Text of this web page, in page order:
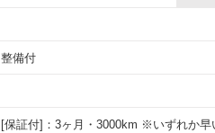
整備付
[保証付]：3ヶ月・3000km ※いずれか早